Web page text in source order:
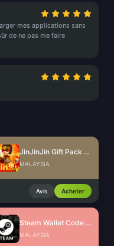
mes applications sans
de ne pas me faire
JinJinJin Gift Pack Redeem Code
MALAYSIA
Avis Acheter
Steam Wallet Code (MYR)
MALAYSIA